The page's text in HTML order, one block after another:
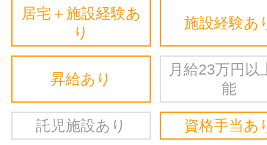
居宅＋施設経験あ
り
施設経験あ
昇給あり
月給23万円以
能
託児施設あり 資格手当あ